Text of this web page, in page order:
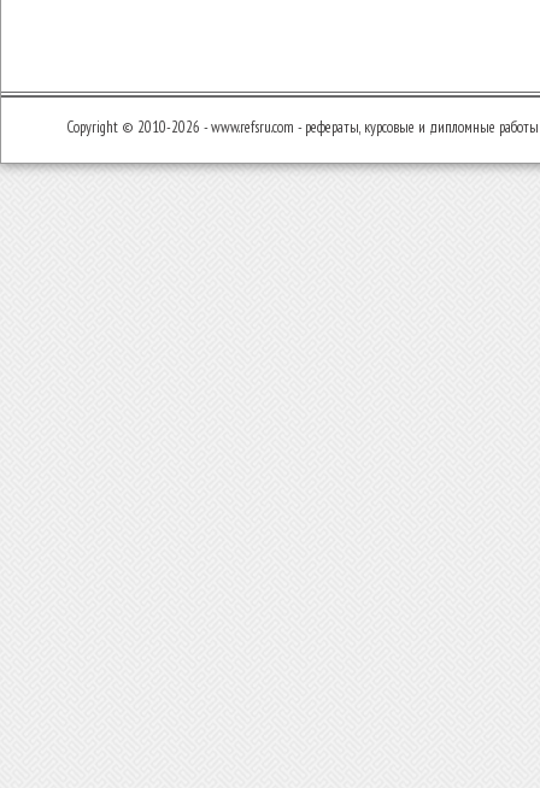
Copyright © 2010-2026 - www.refsru.com - рефераты, курсовые и дипломные работы